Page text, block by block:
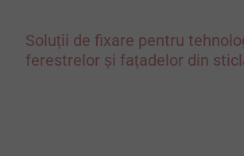
Soluții de fixare pentru
ferestrelor și fațadelor din